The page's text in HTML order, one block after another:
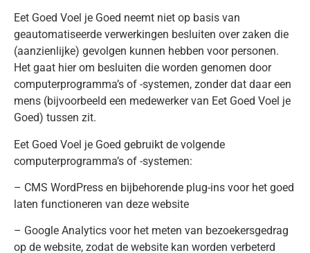
Eet Goed Voel je Goed neemt niet op basis van
geautomatiseerde verwerkingen besluiten over zaken die
(aanzienlijke) gevolgen kunnen hebben voor personen.
Het gaat hier om besluiten die worden genomen door
computerprogramma’s of -systemen, zonder dat daar een
mens (bijvoorbeeld een medewerker van Eet Goed Voel je
Goed) tussen zit.
Eet Goed Voel je Goed gebruikt de volgende
computerprogramma’s of -systemen:
– CMS WordPress en bijbehorende plug-ins voor het goed
laten functioneren van deze website
– Google Analytics voor het meten van bezoekersgedrag
op de website, zodat de website kan worden verbeterd